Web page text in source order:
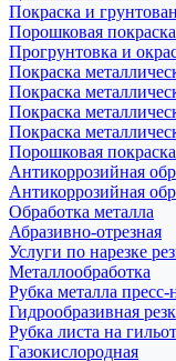
Покраска и
Порошковая
Прогрунтовка и
Покраска
Покраска
Покраска
Покраска
Порошковая
Антикоррозийная
Антикоррозийная
Обработка металла
Абразивно-отрезная
Услуги по нарезке
Металлообработка
Рубка металла
Гидрообразивная
Рубка листа на
Газокислородная